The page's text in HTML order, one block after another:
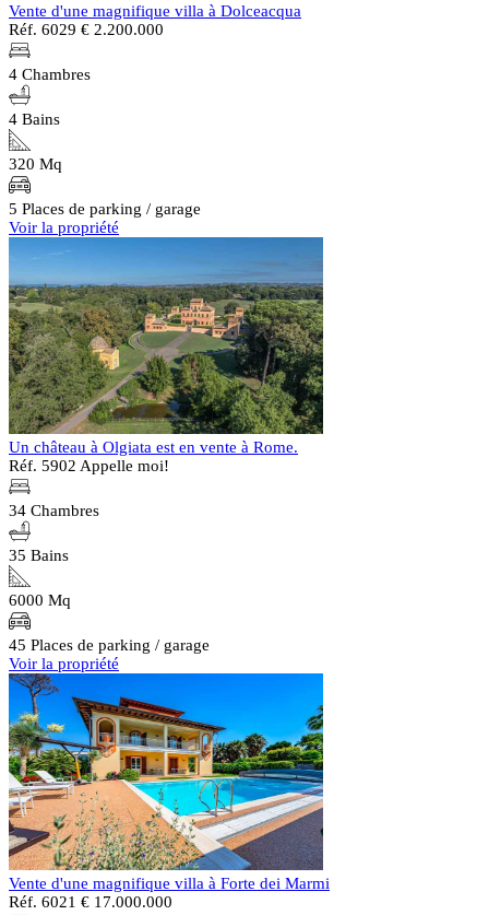
Vente d'une magnifique villa à Dolceacqua
Réf. 6029 € 2.200.000
4 Chambres
4 Bains
320 Mq
5 Places de parking / garage
Voir la propriété
Un château à Olgiata est en vente à Rome.
Réf. 5902 Appelle moi!
34 Chambres
35 Bains
6000 Mq
45 Places de parking / garage
Voir la propriété
Vente d'une magnifique villa à Forte dei Marmi
Réf. 6021 € 17.000.000